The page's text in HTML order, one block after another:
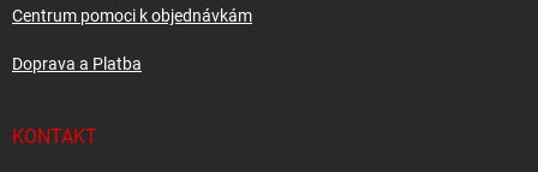
Centrum pomoci k objednávkám
Doprava a Platba
KONTAKT